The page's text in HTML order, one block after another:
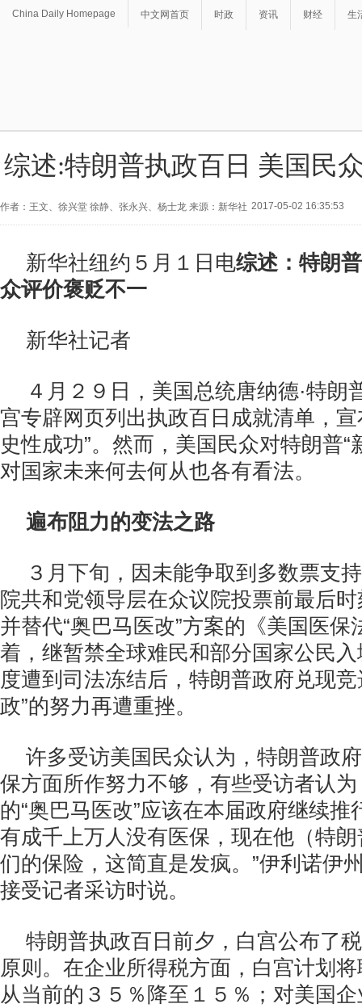
China Daily Homepage 中文网首页 时政 资讯 财经 生
综述:特朗普执政百日 美国民
作者：王文、徐兴堂 徐静、张永兴、杨士龙 来源：新华社 2017-05-02 16:35:53
新华社纽约５月１日电综述：特朗
众评价褒贬不一
新华社记者
４月２９日，美国总统唐纳德·特朗
宫专辟网页列出执政百日成就清单，
史性成功”。然而，美国民众对特朗普“
对国家未来何去何从也各有看法。
遍布阻力的变法之路
３月下旬，因未能争取到多数票支
院共和党领导层在众议院投票前最后
并替代“奥巴马医改”方案的《美国医保
着，继暂禁全球难民和部分国家公民
度遭到司法冻结后，特朗普政府兑现
政”的努力再遭重挫。
许多受访美国民众认为，特朗普政
保方面所作努力不够，有些受访者认
的“奥巴马医改”应该在本届政府继续推
有成千上万人没有医保，现在他（特
们的保险，这简直是发疯。”伊利诺伊
接受记者采访时说。
特朗普执政百日前夕，白宫公布了
原则。在企业所得税方面，白宫计划
从当前的３５％降至１５％；对美国